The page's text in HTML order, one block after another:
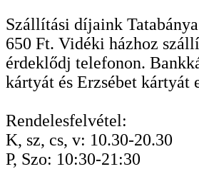
Szállítási díjaink
650 Ft. Vidéki házhoz
érdeklődj telefonon.
kártyát és Erzsébet kártyát
Rendelesfelvétel:
K, sz, cs, v: 10.30-20.30
P, Szo: 10:30-21:30